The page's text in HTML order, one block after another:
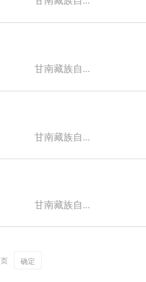
甘南藏族自...
甘南藏族自...
甘南藏族自...
页 确定